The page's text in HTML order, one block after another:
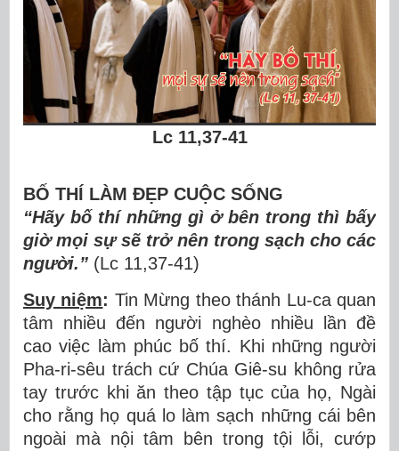
Lc 11,37-41
BỐ THÍ LÀM ĐẸP CUỘC SỐNG
“Hãy bố thí những gì ở bên trong thì bấy
giờ mọi sự sẽ trở nên trong sạch cho các
người.” (Lc 11,37-41)
Suy niệm: Tin Mừng theothánh Lu-ca quan
tâm nhiều đến người nghèonhiều lần đề
cao việc làm phúc bố thí. Khi những người
Pha-ri-sêu trách cứ Chúa Giê-su không rửa
tay trước khi ăn theo tập tục của họ, Ngài
cho rằng họ quá lo làm sạch những cái bên
ngoài mà nội tâm bên trong tội lỗi, cướp